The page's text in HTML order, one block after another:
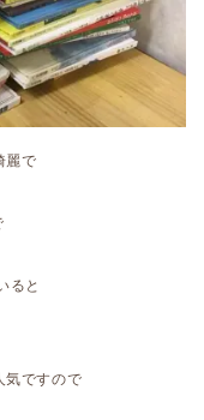
麗で
ると
ですので